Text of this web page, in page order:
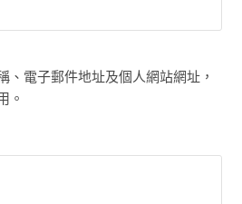
、電子郵件地址及個人網站網址，
。